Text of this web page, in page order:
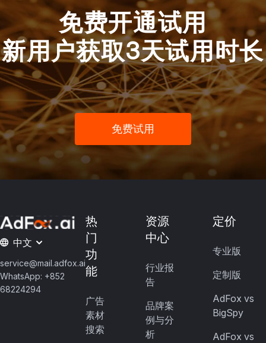
免费开通试用
新用户获取3天试用时长
免费试用
中文
service@mail.adfox.ai
WhatsApp: +852
68224294
热
门
功
能
广告
素材
搜索
资源
中心
行业报
告
品牌案
例与分
析
定价
专业版
定制版
AdFox vs
BigSpy
AdFox vs